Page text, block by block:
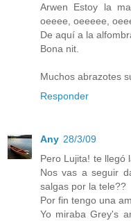
Arwen Estoy la
oeeee, oeeeee,
De aquí a la
Bona nit.
Muchos abrazotes
Responder
Any 28/3/09
Pero Lujita! te llegó
Nos vas a seguir
salgas por la tele??
Por fin tengo una
Yo miraba Grey's